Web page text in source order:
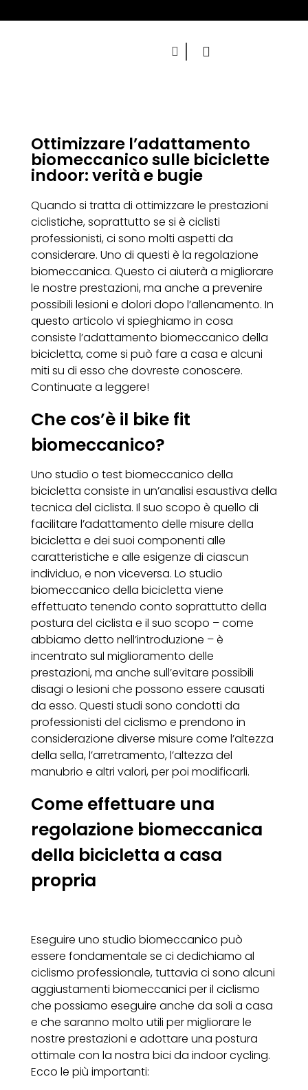
Ottimizzare l’adattamento
biomeccanico sulle biciclette
indoor: verità e bugie
Quando si tratta di ottimizzare le prestazioni
ciclistiche, soprattutto se si è ciclisti
professionisti, ci sono molti aspetti da
considerare. Uno di questi è la regolazione
biomeccanica. Questo ci aiuterà a migliorare
le nostre prestazioni, ma anche a prevenire
possibili lesioni e dolori dopo l’allenamento. In
questo articolo vi spieghiamo in cosa
consiste l’adattamento biomeccanico della
bicicletta, come si può fare a casa e alcuni
miti su di esso che dovreste conoscere.
Continuate a leggere!
Che cos’è il bike fit
biomeccanico?
Uno studio o test biomeccanico della
bicicletta consiste in un’analisi esaustiva della
tecnica del ciclista. Il suo scopo è quello di
facilitare l’adattamento delle misure della
bicicletta e dei suoi componenti alle
caratteristiche e alle esigenze di ciascun
individuo, e non viceversa. Lo studio
biomeccanico della bicicletta viene
effettuato tenendo conto soprattutto della
postura del ciclista e il suo scopo – come
abbiamo detto nell’introduzione – è
incentrato sul miglioramento delle
prestazioni, ma anche sull’evitare possibili
disagi o lesioni che possono essere causati
da esso. Questi studi sono condotti da
professionisti del ciclismo e prendono in
considerazione diverse misure come l’altezza
della sella, l’arretramento, l’altezza del
manubrio e altri valori, per poi modificarli.
Come effettuare una
regolazione biomeccanica
della bicicletta a casa
propria
Eseguire uno studio biomeccanico può
essere fondamentale se ci dedichiamo al
ciclismo professionale, tuttavia ci sono alcuni
aggiustamenti biomeccanici per il ciclismo
che possiamo eseguire anche da soli a casa
e che saranno molto utili per migliorare le
nostre prestazioni e adottare una postura
ottimale con la nostra bici da indoor cycling.
Ecco le più importanti: